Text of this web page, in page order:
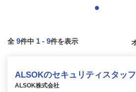
全 9件中 1 - 9件を表示
ALSOKのセキュリティスタッフ
ALSOK株式会社